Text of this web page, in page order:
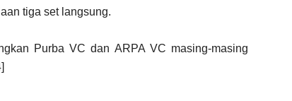
tiga set langsung.
Purba VC dan ARPA VC masing-masing